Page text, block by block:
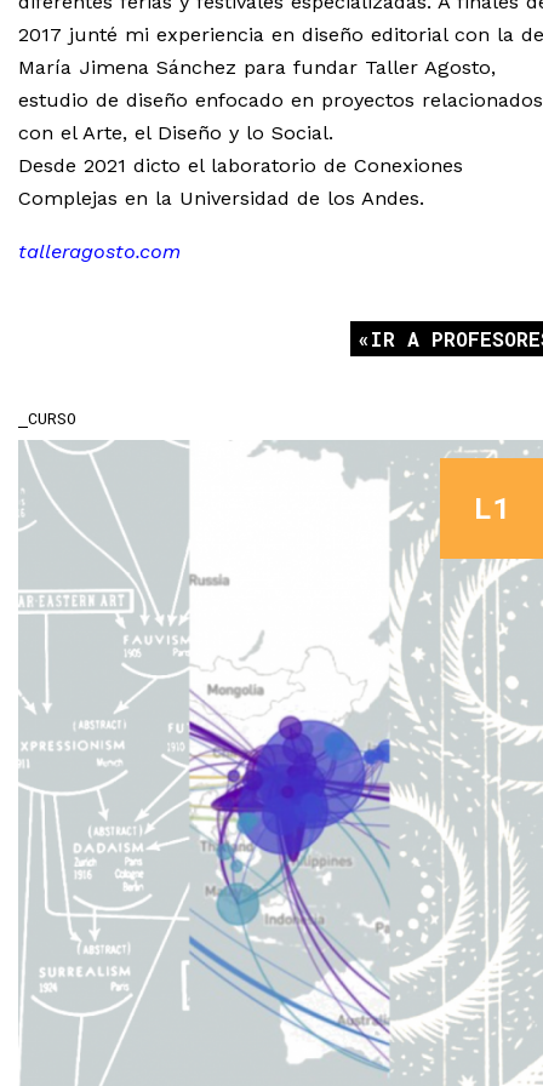
2017 junté mi experiencia en diseño editorial con la de
María Jimena Sánchez para fundar Taller Agosto,
estudio de diseño enfocado en proyectos relacionados
con el Arte, el Diseño y lo Social.
Desde 2021 dicto el laboratorio de Conexiones
Complejas en la Universidad de los Andes.
talleragosto.com
IR A
CURSO
L1